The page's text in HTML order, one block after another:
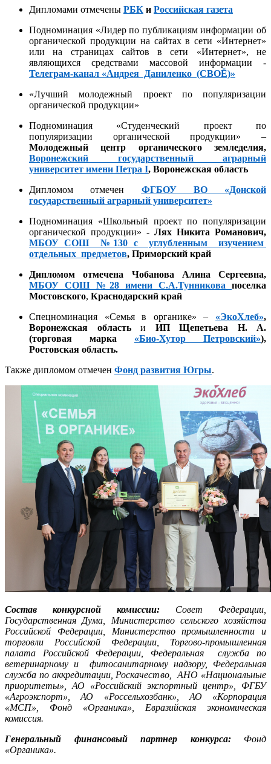
Дипломами отмечены РБК и Российская газета
Подноминация «Лидер по публикациям информации об
органической продукции на сайтах в сети «Интернет»
или на страницах сайтов в сети «Интернет», не
являющихся средствами массовой информации -
Телеграм-канал «Андрея Даниленко (СВОЁ)»
«Лучший молодежный проект по популяризации
органической продукции»
Подноминация «Студенческий проект по
популяризации органической продукции» –
Молодежный центр органического земледелия,
Воронежский государственный аграрный
университет имени Петра I, Воронежская область
Дипломом отмечен
ФГБОУ ВО «Донской
государственный аграрный университет»
Подноминация «Школьный проект по популяризации
органической продукции» - Лях Никита Романович,
МБОУ СОШ №130 с углубленным изучением
отдельных предметов, Приморский край
Дипломом отмечена Чобанова Алина Сергеевна,
МБОУ СОШ №28 имени С.А.Тунникова поселка
Мостовского, Краснодарский край
Спецноминация «Семья в органике» – «ЭкоХлеб»,
Воронежская область и ИП Щепетьева Н. А.
(торговая марка «Био-Хутор Петровский»),
Ростовская область.
Также дипломом отмечен Фонд развития Югры.
Состав конкурсной комиссии: Совет Федерации,
Государственная Дума, Министерство сельского хозяйства
Российской Федерации, Министерство промышленности и
торговли Российской Федерации, Торгово-промышленная
палата Российской Федерации, Федеральная служба по
ветеринарному и фитосанитарному надзору, Федеральная
служба по аккредитации, Роскачество, АНО «Национальные
приоритеты», АО «Российский экспортный центр», ФГБУ
«Агроэкспорт», АО «Россельхозбанк», АО «Корпорация
«МСП», Фонд «Органика», Евразийская экономическая
комиссия.
Генеральный финансовый партнер конкурса: Фонд
«Органика».